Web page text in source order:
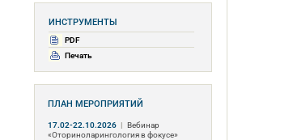
ИНСТРУМЕНТЫ
PDF
Печать
ПЛАН МЕРОПРИЯТИЙ
17.02-22.10.2026 | Вебинар
«Оториноларингология в фокусе»